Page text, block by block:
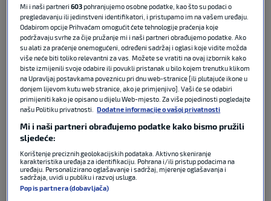
Podijeli :
Ajax je uzeo samo bod kod kuće protiv Fortune
Sittard u 25. kolu Eredivisie (2:2). Kopljanici su na
odmoru vodili 1:0, Fortuna je u nastavku
Mi i naši partneri603pohranjujemo osobne podatke, kao što su podaci o
pregledavanju ili jedinstveni identifikatori, i pristupamo im na vašem uređaju.
Odabirom opcije Prihvaćam omogućit ćete tehnologije praćenja koje
podržavaju svrhe za čije pružanje mi i naši partneri obrađujemo podatke. Ako
su alati za praćenje onemogućeni, određeni sadržaj i oglasi koje vidite možda
više neće biti toliko relevantni za vas. Možete se vratiti na ovaj izbornik kako
biste izmijenili svoje odabire ili povukli pristanak u bilo kojem trenutku klikom
na Upravljaj postavkama poveznicu pri dnu web-stranice [ili plutajuće ikone u
donjem lijevom kutu web stranice, ako je primjenjivo]. Vaši će se odabiri
primijeniti kako je opisano u dijelu Web-mjesto. Za više pojedinosti pogledajte
našu Politiku privatnosti.
Dodatne informacije o vašoj privatnosti
Mi i naši partneri obrađujemo podatke kako bismo pružili
sljedeće:
Korištenje preciznih geolokacijskih podataka. Aktivno skeniranje
karakteristika uređaja za identifikaciju. Pohrana i/ili pristup podacima na
uređaju. Personalizirano oglašavanje i sadržaj, mjerenje oglašavanja i
sadržaja, uvidi u publiku i razvoj usluga.
Popis partnera (dobavljača)